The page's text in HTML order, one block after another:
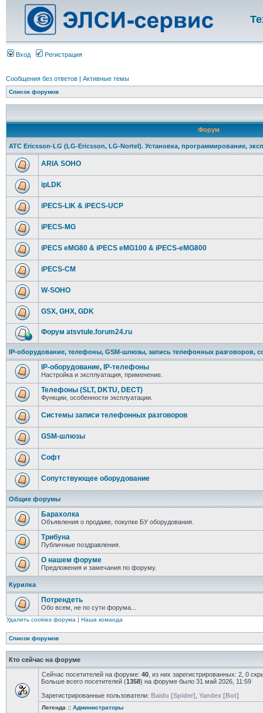
Вход Регистрация
Сообщения без ответов | Активные темы
Список форумов
Форум
АТС Ericsson-LG (LG-Ericsson, LG-Nortel). Установка, программирование,
ARIA SOHO
ipLDK
iPECS-LIK & iPECS-UCP
iPECS-MG
iPECS eMG80 & iPECS eMG100 & iPECS-eMG800
iPECS-CM
W-SOHO
GSX, GHX, GDK
Форум atsvtule.forum24.ru
IP-оборудование, телефоны, GSM-шлюзы, запись телефонных разговоров,
IP-оборудование, IP-телефоны
Настройка и эксплуатация, применение.
Телефоны (SLT, DKTU, DECT)
Функции, особенности эксплуатации.
Системы записи телефонных разговоров
GSM-шлюзы
Софт
Сопутствующее оборудование
Общие форумы
Барахолка
Объявления о продаже, покупке БУ оборудования.
Трибуна
Публичные поздравления.
О нашем форуме
Предложения и замечания по форуму.
Курилка
Потрендеть
Обо всем, не по сути форума...
Удалить cookies форума | Наша команда
Список форумов
Кто сейчас на форуме
Сейчас посетителей на форуме: 40 , из них зарегистрированных: 2, 0
Больше всего посетителей (1358) на форуме было 31 май 2026, 11:59
Зарегистрированные пользователи: Baidu [Spider] Yandex [Bot]
Легенда :: Администраторы